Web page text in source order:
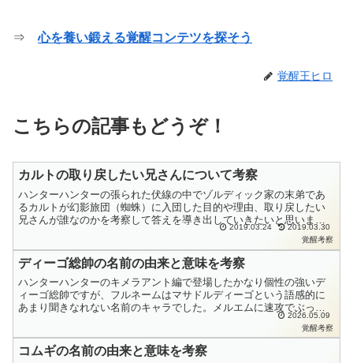
⇒心を養い鍛える覚醒コンテツを探そう
覚醒王ヒロ
こちらの記事もどうぞ！
カルトの取り戻したい兄さんについて考察
ハンターハンターの張られた伏線の中でゾルディック家の末弟であ
るカルトが幻影旅団（蜘蛛）に入団した目的や理由、取り戻したい
兄さんが誰なのかを考察して答えを導き出していきたいと思いま
す。いくつかの説がありますが、なぜカルトは幻影旅団に入団する
2019.03.24
2019.03.30
覚醒考察
ディーゴ総帥の名前の由来と意味を考察
ハンターハンターのキメラアント編で登場したかなり個性の強いデ
ィーゴ総帥ですが、フルネームはマサドルディーゴという語感的に
あまり聞きなれない名前のキャラでした。メルエムに速攻でぶっ壊
されたモブキャラですが、実は重要ポジションともいえる裏設定
2026.05.09
覚醒考察
コムギの名前の由来と意味を考察